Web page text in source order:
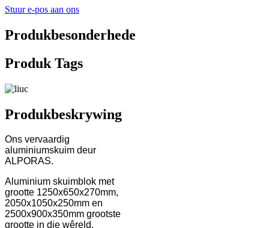
Stuur e-pos aan ons
Produkbesonderhede
Produk Tags
Produkbeskrywing
Ons vervaardig
aluminiumskuim deur
ALPORAS.
Aluminium skuimblok met
grootte 1250x650x270mm,
2050x1050x250mm en
2500x900x350mm grootste
grootte in die wêreld.